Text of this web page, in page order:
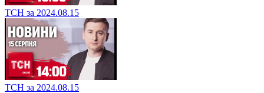
ТСН за 2024.08.15
ТСН за 2024.08.15